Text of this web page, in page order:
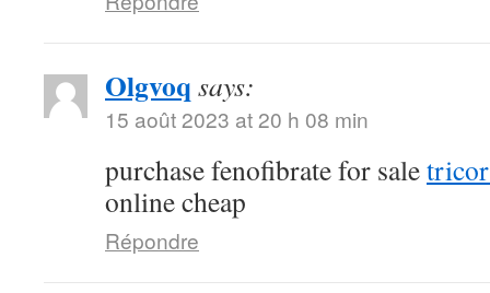
Olgvoq says:
15 août 2023 at 20 h 08 min
purchase fenofibrate for sale
online cheap
Répondre